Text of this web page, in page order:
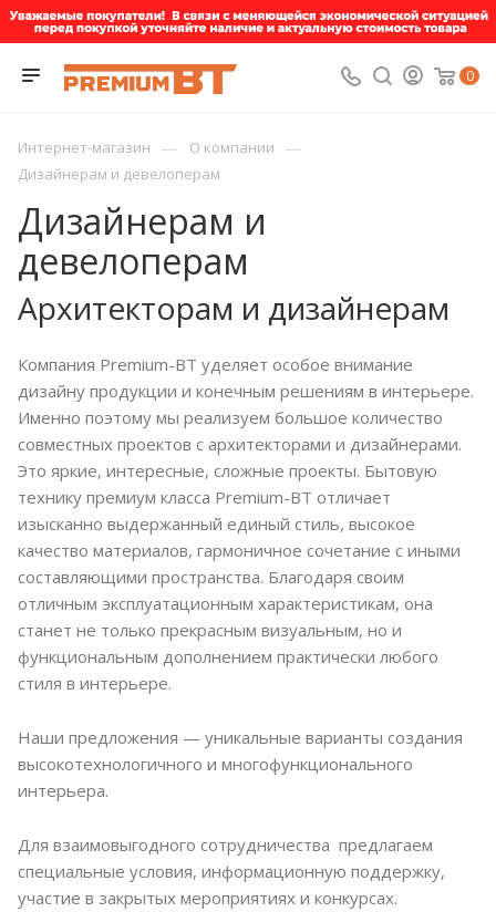
0
Интернет-магазин — О компании —
Дизайнерам и девелоперам
Дизайнерам и
девелоперам
Архитекторам и дизайнерам
Компания Premium-BT уделяет особое внимание
дизайну продукции и конечным решениям в интерьере.
Именно поэтому мы реализуем большое количество
совместных проектов с архитекторами и дизайнерами.
Это яркие, интересные, сложные проекты. Бытовую
технику премиум класса Premium-BT отличает
изысканно выдержанный единый стиль, высокое
качество материалов, гармоничное сочетание с иными
составляющими пространства. Благодаря своим
отличным эксплуатационным характеристикам, она
станет не только прекрасным визуальным, но и
функциональным дополнением практически любого
стиля в интерьере.
Наши предложения — уникальные варианты создания
высокотехнологичного и многофункционального
интерьера.
Для взаимовыгодного сотрудничества предлагаем
специальные условия, информационную поддержку,
участие в закрытых мероприятиях и конкурсах.